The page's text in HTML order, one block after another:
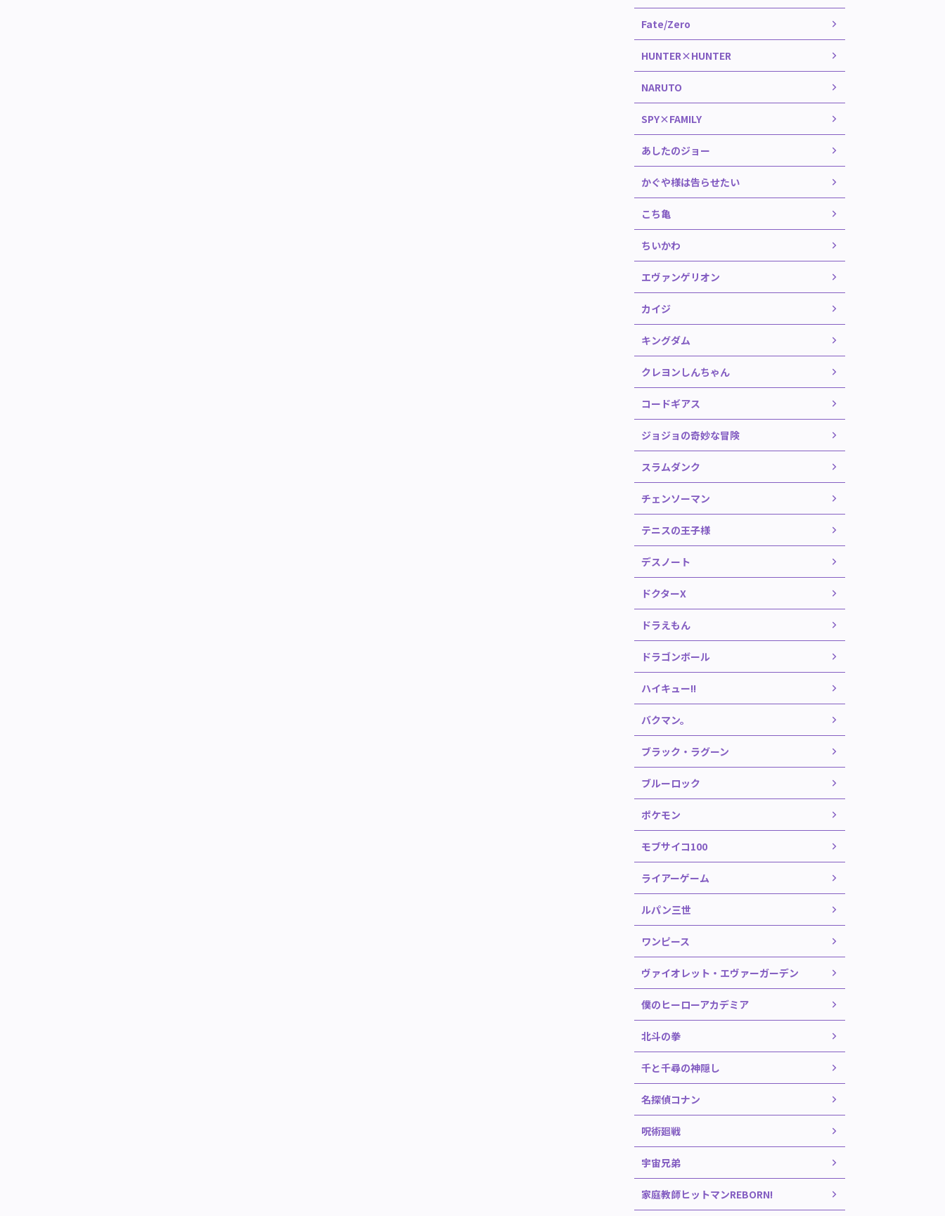
Fate/Zero
HUNTER×HUNTER
NARUTO
SPY×FAMILY
あしたのジョー
かぐや様は告らせたい
こち亀
ちいかわ
エヴァンゲリオン
カイジ
キングダム
クレヨンしんちゃん
コードギアス
ジョジョの奇妙な冒険
スラムダンク
チェンソーマン
テニスの王子様
デスノート
ドクターX
ドラえもん
ドラゴンボール
ハイキュー!!
バクマン。
ブラック・ラグーン
ブルーロック
ポケモン
モブサイコ100
ライアーゲーム
ルパン三世
ワンピース
ヴァイオレット・エヴァーガーデン
僕のヒーローアカデミア
北斗の拳
千と千尋の神隠し
名探偵コナン
呪術廻戦
宇宙兄弟
家庭教師ヒットマンREBORN!